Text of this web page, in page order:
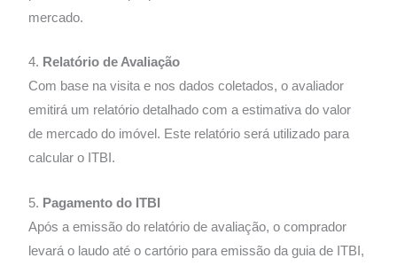
mercado.
4. Relatório de Avaliação
Com base na visita e nos dados coletados, o avaliador
emitirá um relatório detalhado com a estimativa do valor
de mercado do imóvel. Este relatório será utilizado para
calcular o ITBI.
5. Pagamento do ITBI
Após a emissão do relatório de avaliação, o comprador
levará o laudo até o cartório para emissão da guia de ITBI,